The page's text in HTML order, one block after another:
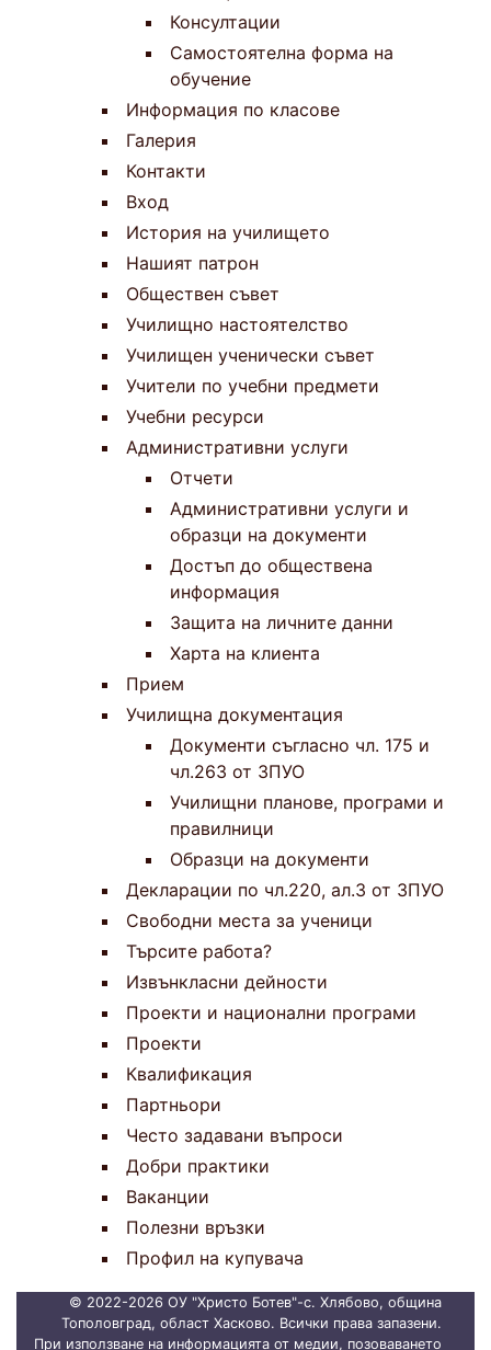
Консултации
Самостоятелна форма на
обучение
Информация по класове
Галерия
Контакти
Вход
История на училището
Нашият патрон
Обществен съвет
Училищно настоятелство
Училищен ученически съвет
Учители по учебни предмети
Учебни ресурси
Административни услуги
Отчети
Административни услуги и
образци на документи
Достъп до обществена
информация
Защита на личните данни
Харта на клиента
Прием
Училищна документация
Документи съгласно чл. 175 и
чл.263 от ЗПУО
Училищни планове, програми и
правилници
Образци на документи
Декларации по чл.220, ал.3 от ЗПУО
Свободни места за ученици
Търсите работа?
Извънкласни дейности
Проекти и национални програми
Проекти
Квалификация
Партньори
Често задавани въпроси
Добри практики
Ваканции
Полезни връзки
Профил на купувача
© 2022-2026 ОУ "Христо Ботев"-с. Хлябово, община
Тополовград, област Хасково. Всички права запазени.
При използване на информацията от медии, позоваването